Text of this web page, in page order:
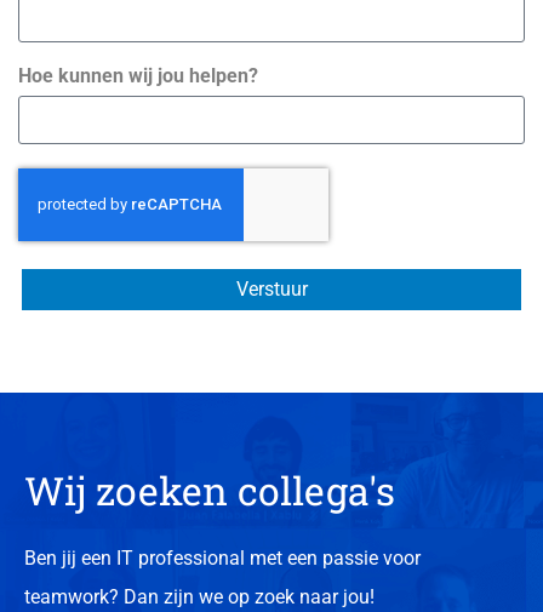
Hoe kunnen wij jou helpen?
Verstuur
Wij zoeken collega's
Ben jij een IT professional met een passie voor
teamwork? Dan zijn we op zoek naar jou!